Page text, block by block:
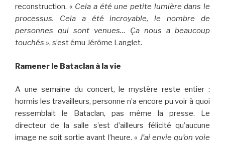
reconstruction. « Cela a été une petite lumière dans le
processus. Cela a été incroyable, le nombre de
personnes qui sont venues… Ça nous a beaucoup
touchés », s’est ému Jérôme Langlet.
Ramener le Bataclan à la vie
A une semaine du concert, le mystère reste entier :
hormis les travailleurs, personne n’a encore pu voir à quoi
ressemblait le Bataclan, pas même la presse. Le
directeur de la salle s’est d’ailleurs félicité qu’aucune
image ne soit sortie avant l’heure. « J’ai envie qu’on voie